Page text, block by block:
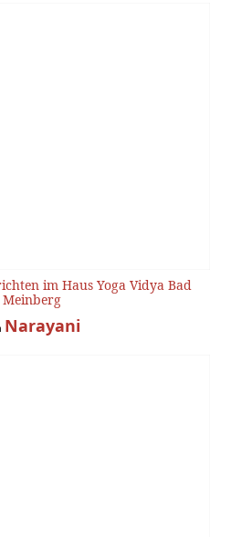
im Haus Yoga Vidya Bad
Meinberg
Narayani